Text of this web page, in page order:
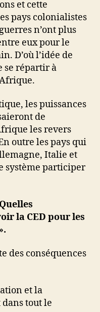
et cette
pays colonialistes
n’ont plus
eux pour le
D’où l’idée de
se répartir à
les puissances
de
les revers
outre les pays qui
Italie et
système participer
la CED pour les
des conséquences
et la
tout le